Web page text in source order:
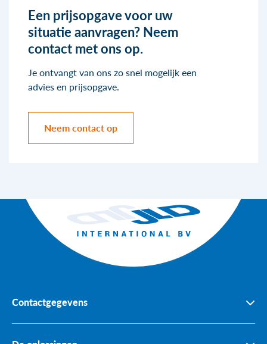
Een prijsopgave voor uw
situatie aanvragen? Neem
contact met ons op.
Je ontvangt van ons zo snel mogelijk een
advies en prijsopgave.
Neem contact op
Contactgegevens